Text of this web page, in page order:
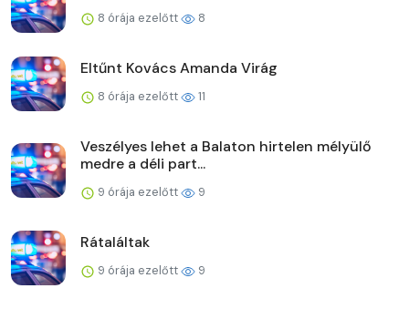
8 órája ezelőtt 8
Eltűnt Kovács Amanda Virág
8 órája ezelőtt 11
Veszélyes lehet a Balaton hirtelen mélyülő
medre a déli part...
9 órája ezelőtt 9
Rátaláltak
9 órája ezelőtt 9